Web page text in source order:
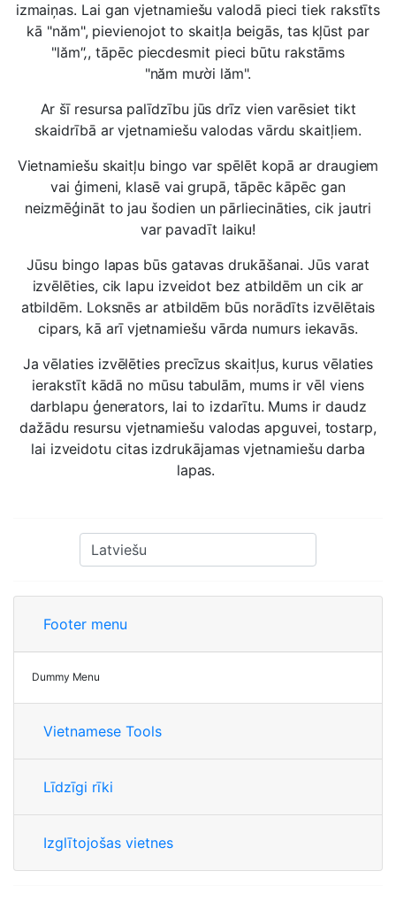
izmaiņas. Lai gan vjetnamiešu valodā pieci tiek rakstīts
kā "năm", pievienojot to skaitļa beigās, tas kļūst par
"lăm",, tāpēc piecdesmit pieci būtu rakstāms
"năm mười lăm".
Ar šī resursa palīdzību jūs drīz vien varēsiet tikt
skaidrībā ar vjetnamiešu valodas vārdu skaitļiem.
Vietnamiešu skaitļu bingo var spēlēt kopā ar draugiem
vai ģimeni, klasē vai grupā, tāpēc kāpēc gan
neizmēģināt to jau šodien un pārliecināties, cik jautri
var pavadīt laiku!
Jūsu bingo lapas būs gatavas drukāšanai. Jūs varat
izvēlēties, cik lapu izveidot bez atbildēm un cik ar
atbildēm. Loksnēs ar atbildēm būs norādīts izvēlētais
cipars, kā arī vjetnamiešu vārda numurs iekavās.
Ja vēlaties izvēlēties precīzus skaitļus, kurus vēlaties
ierakstīt kādā no mūsu tabulām, mums ir vēl viens
darblapu ģenerators, lai to izdarītu. Mums ir daudz
dažādu resursu vjetnamiešu valodas apguvei, tostarp,
lai izveidotu citas izdrukājamas vjetnamiešu darba
lapas.
Footer menu
Dummy Menu
Vietnamese Tools
Līdzīgi rīki
Izglītojošas vietnes